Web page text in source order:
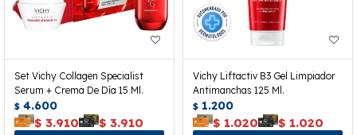
Set Vichy Collagen Specialist
Serum + Crema De Día 15 Ml.
$ 4.600
$ 3.910 $ 3.910
Vichy Liftactiv B3 Gel Limpiador
Antimanchas 125 Ml.
$ 1.200
$ 1.020 $ 1.020